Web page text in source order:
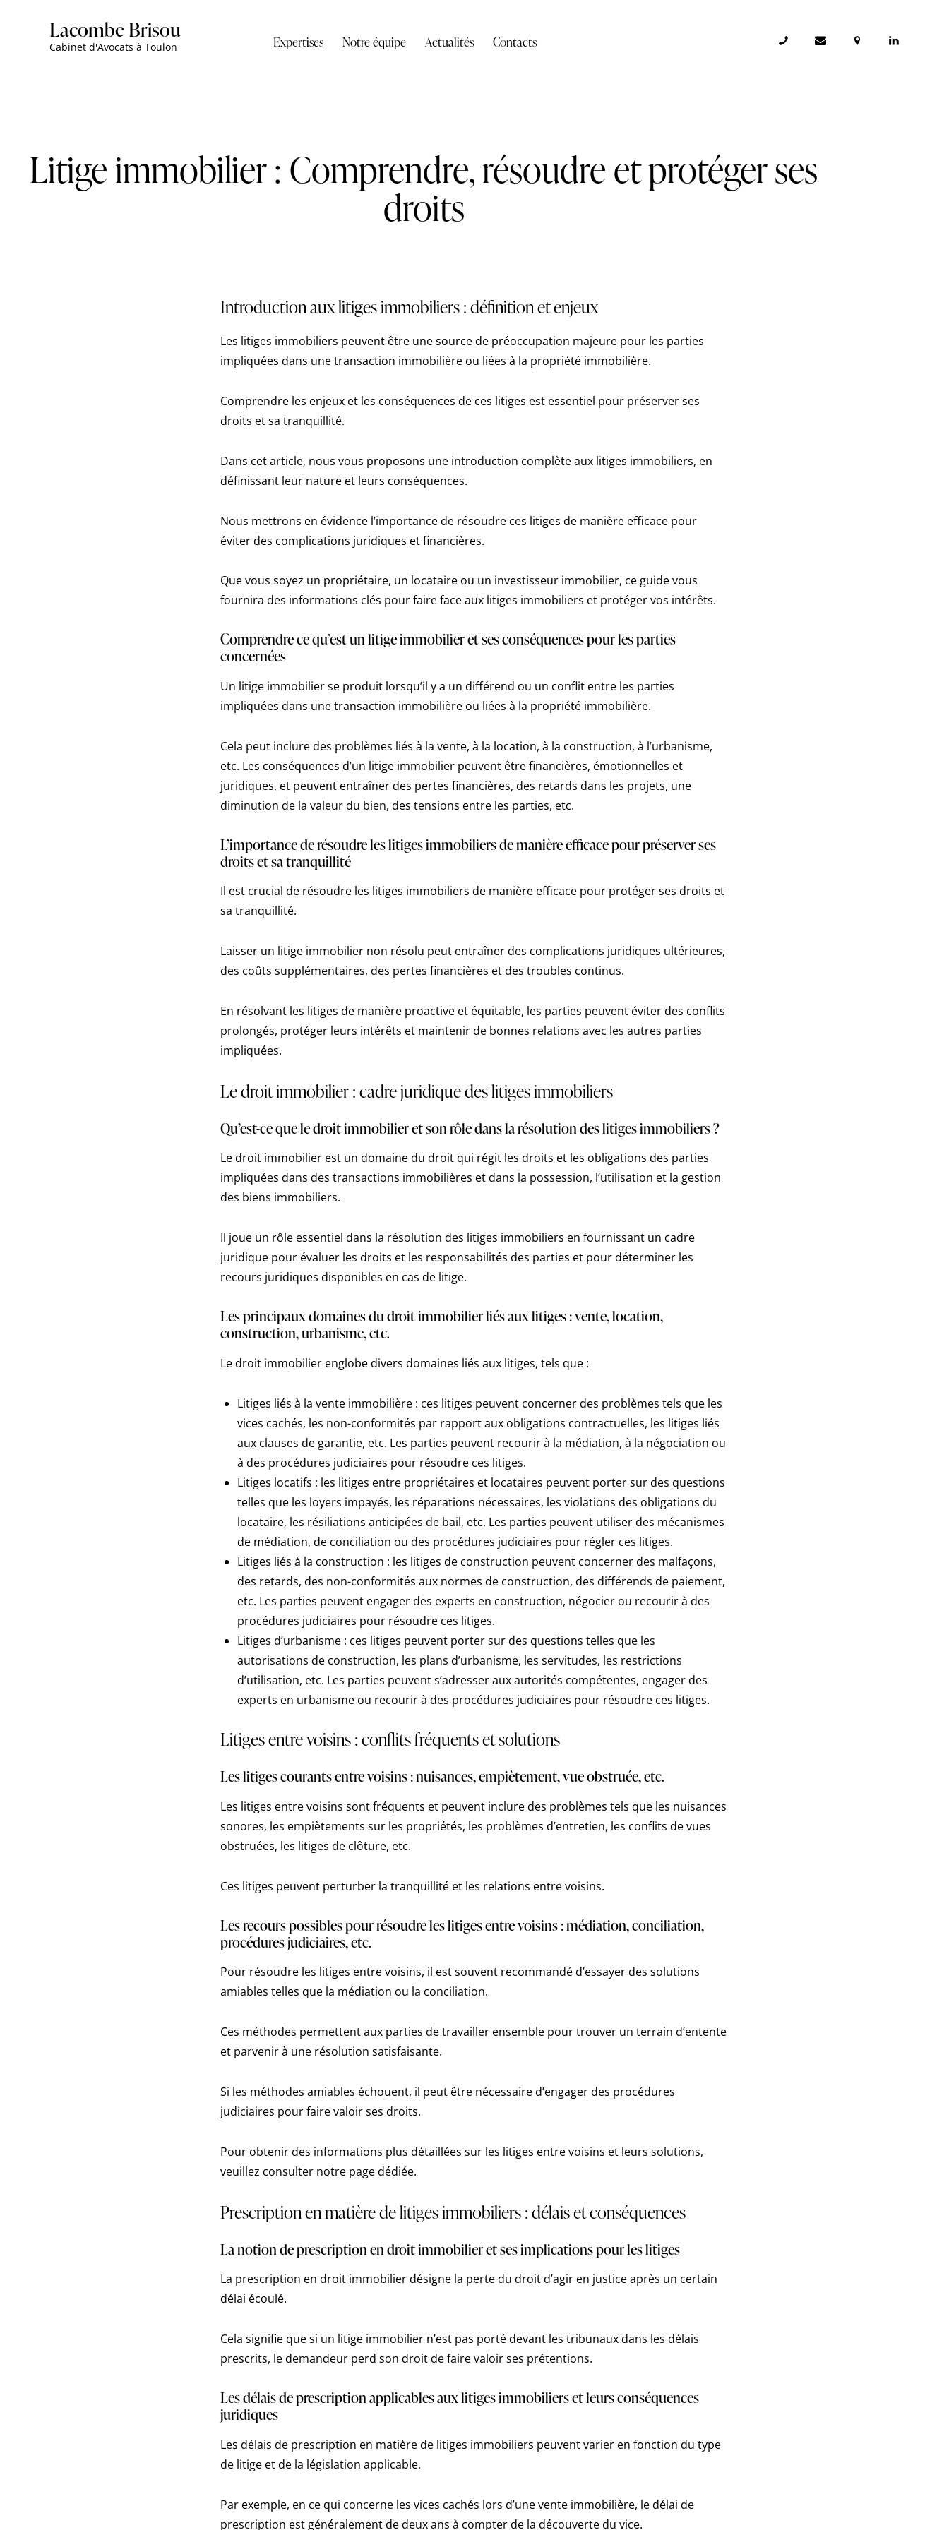
Lacombe Brisou
Cabinet d'Avocats à Toulon Expertises Notre équipe Actualités Contacts
Litige immobilier : Comprendre, résoudre et protéger ses
droits
Introduction aux litiges immobiliers : définition et enjeux
Les litiges immobiliers peuvent être une source de préoccupation majeure pour les parties
impliquées dans une transaction immobilière ou liées à la propriété immobilière.
Comprendre les enjeux et les conséquences de ces litiges est essentiel pour préserver ses
droits et sa tranquillité.
Dans cet article, nous vous proposons une introduction complète aux litiges immobiliers, en
définissant leur nature et leurs conséquences.
Nous mettrons en évidence l’importance de résoudre ces litiges de manière efficace pour
éviter des complications juridiques et financières.
Que vous soyez un propriétaire, un locataire ou un investisseur immobilier, ce guide vous
fournira des informations clés pour faire face aux litiges immobiliers et protéger vos intérêts.
Comprendre ce qu’est un litige immobilier et ses conséquences pour les parties
concernées
Un litige immobilier se produit lorsqu’il y a un différend ou un conflit entre les parties
impliquées dans une transaction immobilière ou liées à la propriété immobilière.
Cela peut inclure des problèmes liés à la vente, à la location, à la construction, à l’urbanisme,
etc. Les conséquences d’un litige immobilier peuvent être financières, émotionnelles et
juridiques, et peuvent entraîner des pertes financières, des retards dans les projets, une
diminution de la valeur du bien, des tensions entre les parties, etc.
L’importance de résoudre les litiges immobiliers de manière efficace pour préserver ses
droits et sa tranquillité
Il est crucial de résoudre les litiges immobiliers de manière efficace pour protéger ses droits et
sa tranquillité.
Laisser un litige immobilier non résolu peut entraîner des complications juridiques ultérieures,
des coûts supplémentaires, des pertes financières et des troubles continus.
En résolvant les litiges de manière proactive et équitable, les parties peuvent éviter des conflits
prolongés, protéger leurs intérêts et maintenir de bonnes relations avec les autres parties
impliquées.
Le droit immobilier : cadre juridique des litiges immobiliers
Qu’est-ce que le droit immobilier et son rôle dans la résolution des litiges immobiliers ?
Le droit immobilier est un domaine du droit qui régit les droits et les obligations des parties
impliquées dans des transactions immobilières et dans la possession, l’utilisation et la gestion
des biens immobiliers.
Il joue un rôle essentiel dans la résolution des litiges immobiliers en fournissant un cadre
juridique pour évaluer les droits et les responsabilités des parties et pour déterminer les
recours juridiques disponibles en cas de litige.
Les principaux domaines du droit immobilier liés aux litiges : vente, location,
construction, urbanisme, etc.
Le droit immobilier englobe divers domaines liés aux litiges, tels que :
Litiges liés à la vente immobilière : ces litiges peuvent concerner des problèmes tels que les
vices cachés, les non-conformités par rapport aux obligations contractuelles, les litiges liés
aux clauses de garantie, etc. Les parties peuvent recourir à la médiation, à la négociation ou
à des procédures judiciaires pour résoudre ces litiges.
Litiges locatifs : les litiges entre propriétaires et locataires peuvent porter sur des questions
telles que les loyers impayés, les réparations nécessaires, les violations des obligations du
locataire, les résiliations anticipées de bail, etc. Les parties peuvent utiliser des mécanismes
de médiation, de conciliation ou des procédures judiciaires pour régler ces litiges.
Litiges liés à la construction : les litiges de construction peuvent concerner des malfaçons,
des retards, des non-conformités aux normes de construction, des différends de paiement,
etc. Les parties peuvent engager des experts en construction, négocier ou recourir à des
procédures judiciaires pour résoudre ces litiges.
Litiges d’urbanisme : ces litiges peuvent porter sur des questions telles que les
autorisations de construction, les plans d’urbanisme, les servitudes, les restrictions
d’utilisation, etc. Les parties peuvent s’adresser aux autorités compétentes, engager des
experts en urbanisme ou recourir à des procédures judiciaires pour résoudre ces litiges.
Litiges entre voisins : conflits fréquents et solutions
Les litiges courants entre voisins : nuisances, empiètement, vue obstruée, etc.
Les litiges entre voisins sont fréquents et peuvent inclure des problèmes tels que les nuisances
sonores, les empiètements sur les propriétés, les problèmes d’entretien, les conflits de vues
obstruées, les litiges de clôture, etc.
Ces litiges peuvent perturber la tranquillité et les relations entre voisins.
Les recours possibles pour résoudre les litiges entre voisins : médiation, conciliation,
procédures judiciaires, etc.
Pour résoudre les litiges entre voisins, il est souvent recommandé d’essayer des solutions
amiables telles que la médiation ou la conciliation.
Ces méthodes permettent aux parties de travailler ensemble pour trouver un terrain d’entente
et parvenir à une résolution satisfaisante.
Si les méthodes amiables échouent, il peut être nécessaire d’engager des procédures
judiciaires pour faire valoir ses droits.
Pour obtenir des informations plus détaillées sur les litiges entre voisins et leurs solutions,
veuillez consulter notre page dédiée.
Prescription en matière de litiges immobiliers : délais et conséquences
La notion de prescription en droit immobilier et ses implications pour les litiges
La prescription en droit immobilier désigne la perte du droit d’agir en justice après un certain
délai écoulé.
Cela signifie que si un litige immobilier n’est pas porté devant les tribunaux dans les délais
prescrits, le demandeur perd son droit de faire valoir ses prétentions.
Les délais de prescription applicables aux litiges immobiliers et leurs conséquences
juridiques
Les délais de prescription en matière de litiges immobiliers peuvent varier en fonction du type
de litige et de la législation applicable.
Par exemple, en ce qui concerne les vices cachés lors d’une vente immobilière, le délai de
prescription est généralement de deux ans à compter de la découverte du vice.